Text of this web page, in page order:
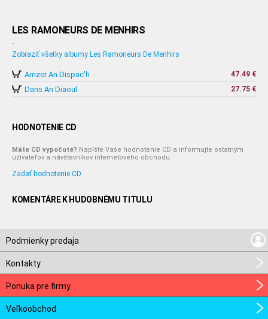
LES RAMONEURS DE MENHIRS
-
Zobraziť všetky albumy Les Ramoneurs De Menhirs
Amzer An Dispac'h 47.49 €
Dans An Diaoul 27.75 €
HODNOTENIE CD
Máte CD vypočuté? Napíšte Vaše hodnotenie CD a informujte ostatným
užívateľov a návštevníkov internetového obchodu.
Zadať hodnotenie CD
KOMENTÁRE K HUDOBNÉMU TITULU
Podmienky predaja
Kontakty
Ponuka pre firmy
Veľkoobchod